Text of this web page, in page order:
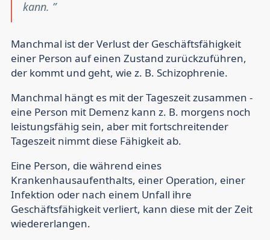
kann.
Manchmal ist der Verlust der Geschäftsfähigkeit
einer Person auf einen Zustand zurückzuführen,
der kommt und geht, wie z. B. Schizophrenie.
Manchmal hängt es mit der Tageszeit zusammen -
eine Person mit Demenz kann z. B. morgens noch
leistungsfähig sein, aber mit fortschreitender
Tageszeit nimmt diese Fähigkeit ab.
Eine Person, die während eines
Krankenhausaufenthalts, einer Operation, einer
Infektion oder nach einem Unfall ihre
Geschäftsfähigkeit verliert, kann diese mit der Zeit
wiedererlangen.